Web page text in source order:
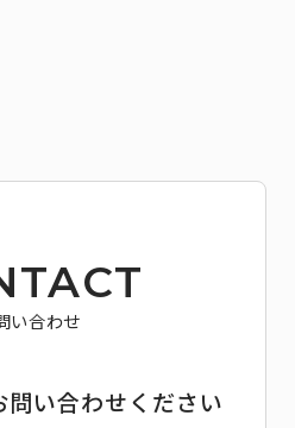
い合わせ
問い合わせください